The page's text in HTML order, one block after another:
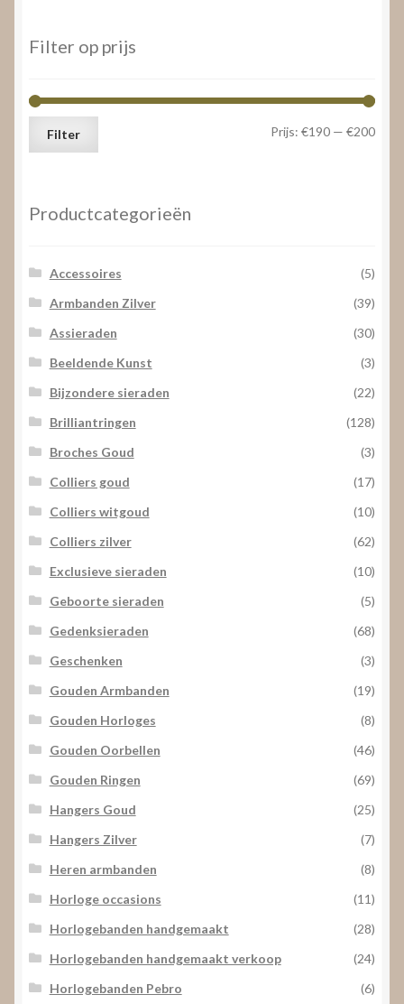
Filter op prijs
Min.
Max.
Filter Prijs: €190 — €200
Productcategorieën
Accessoires
(5)
Armbanden Zilver
(39)
Assieraden
(30)
Beeldende Kunst
(3)
Bijzondere sieraden
(22)
Brilliantringen
(128)
Broches Goud
(3)
Colliers goud
(17)
Colliers witgoud
(10)
Colliers zilver
(62)
Exclusieve sieraden
(10)
Geboorte sieraden
(5)
Gedenksieraden
(68)
Geschenken
(3)
Gouden Armbanden
(19)
Gouden Horloges
(8)
Gouden Oorbellen
(46)
Gouden Ringen
(69)
Hangers Goud
(25)
Hangers Zilver
(7)
Heren armbanden
(8)
Horloge occasions
(11)
Horlogebanden handgemaakt
(28)
Horlogebanden handgemaakt verkoop
(24)
Horlogebanden Pebro
(6)